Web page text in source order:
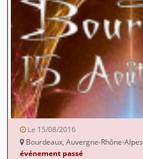
Le 15/08/2016
Bourdeaux, Auvergne-Rhône-Alpes
événement passé